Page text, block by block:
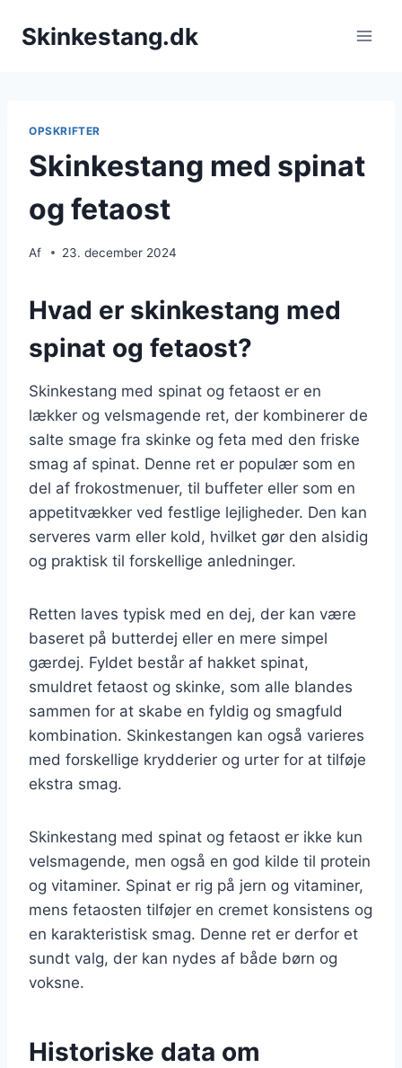
Skinkestang.dk
OPSKRIFTER
Skinkestang med spinat
og fetaost
Af 23. december 2024
Hvad er skinkestang med
spinat og fetaost?
Skinkestang med spinat og fetaost er en
lækker og velsmagende ret, der kombinerer de
salte smage fra skinke og feta med den friske
smag af spinat. Denne ret er populær som en
del af frokostmenuer, til buffeter eller som en
appetitvækker ved festlige lejligheder. Den kan
serveres varm eller kold, hvilket gør den alsidig
og praktisk til forskellige anledninger.
Retten laves typisk med en dej, der kan være
baseret på butterdej eller en mere simpel
gærdej. Fyldet består af hakket spinat,
smuldret fetaost og skinke, som alle blandes
sammen for at skabe en fyldig og smagfuld
kombination. Skinkestangen kan også varieres
med forskellige krydderier og urter for at tilføje
ekstra smag.
Skinkestang med spinat og fetaost er ikke kun
velsmagende, men også en god kilde til protein
og vitaminer. Spinat er rig på jern og vitaminer,
mens fetaosten tilføjer en cremet konsistens og
en karakteristisk smag. Denne ret er derfor et
sundt valg, der kan nydes af både børn og
voksne.
Historiske data om